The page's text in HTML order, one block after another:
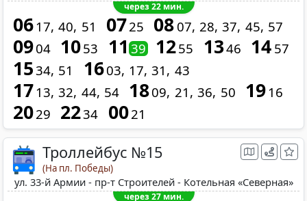
через 22 мин.
06 17 40 51 0725 08 07 28 37 45 57
0904 1053 11 39 1255 1346 14 57
1534 51 1603 17 31 43
17 13 32 44 54 1809 21 36 50 19 16
2029 2234 0021
Троллейбус №15
(На пл. Победы)
ул. 33-й Армии - пр-т Строителей - Котельная «Северная»
через 27 мин.